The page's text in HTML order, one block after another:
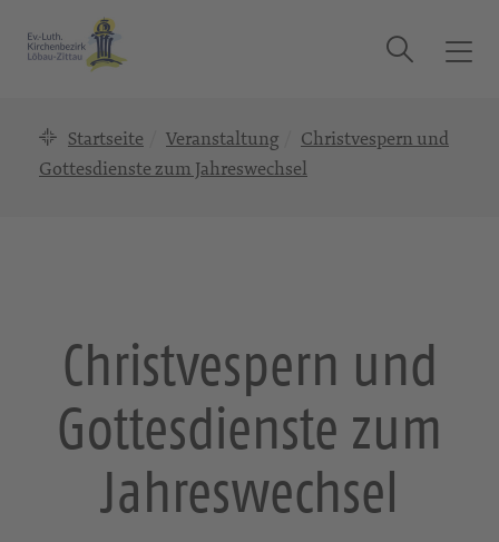
T
Suche
Startseite Veranstaltung
Christvespern und
Gottesdienste zum Jahreswechsel
Christvespern und
Gottesdienste zum
Jahreswechsel